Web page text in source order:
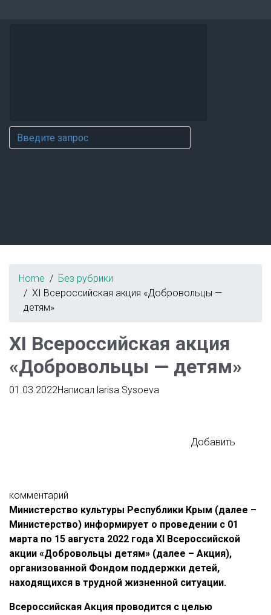
Home
Без рубрики
XI Всероссийская акция «Добровольцы —
детям»
XI Всероссийская акция
«Добровольцы — детям»
01.03.2022Написал larisa Sysoeva
Добавить
комментарий
Министерство культуры Республики Крым (далее –
Министерство) информирует о проведении с 01
марта по 15 августа 2022 года XI Всероссийской
акции «Добровольцы детям» (далее – Акция),
организованной Фондом поддержки детей,
находящихся в трудной жизненной ситуации.
Всероссийская Акция проводится с целью